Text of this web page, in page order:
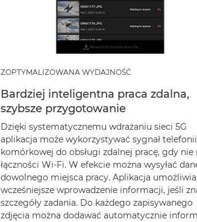
ZOPTYMALIZOWANA WYDAJNOŚĆ
Bardziej inteligentna praca zdalna,
szybsze przygotowanie
Dzięki systematycznemu wdrażaniu sieci 5G
aplikacja może wykorzystywać sygnał telefonii
komórkowej do obsługi zdalnej pracę, gdy nie
łączności Wi-Fi. W efekcie można wysyłać
dowolnego miejsca pracy. Aplikacja umożliwia
wcześniejsze wprowadzenie informacji, jeśli
szczegóły zadania. Do każdego zapisywanego
zdjęcia można dodawać automatycznie